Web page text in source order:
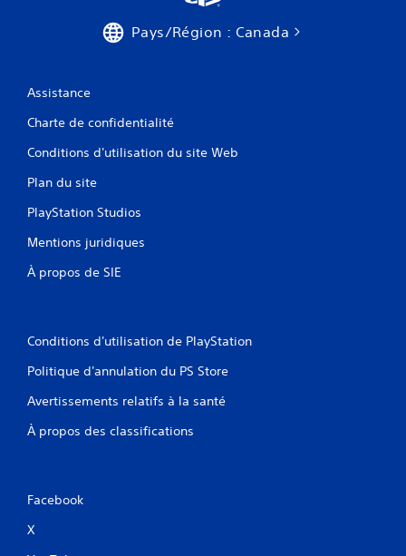
Pays/Région : Canada
Assistance
Charte de confidentialité
Conditions d'utilisation du site Web
Plan du site
PlayStation Studios
Mentions juridiques
À propos de SIE
Conditions d'utilisation de PlayStation
Politique d'annulation du PS Store
Avertissements relatifs à la santé
À propos des classifications
Facebook
X